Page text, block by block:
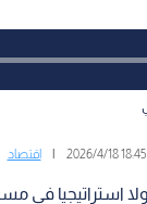
18:45 2026/4/18 اقتصاد
استراتيجيا في